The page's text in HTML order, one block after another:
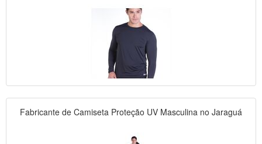
Fabricante de Camiseta Proteção UV Masculina no Jaraguá